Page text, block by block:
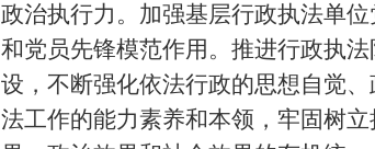
政治执行力。加强基层行政执法单
和党员先锋模范作用。推进行政执
设，不断强化依法行政的思想自觉
法工作的能力素养和本领，牢固树